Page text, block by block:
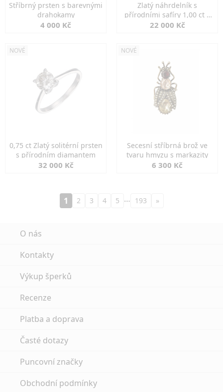
Stříbrný prsten s barevnými
drahokamy
4 000 Kč
Zlatý náhrdelník s
přírodními safíry 1,00 ct a
diamanty
22 000 Kč
NOVÉ
0,75 ct Zlatý solitérní prsten
s přírodním diamantem
32 000 Kč
NOVÉ
Secesní stříbrná brož ve
tvaru hmyzu s markazity
6 300 Kč
1 2 3 4 5 … 193 »
O nás
Kontakty
Výkup šperků
Recenze
Platba a doprava
Časté dotazy
Puncovní značky
Obchodní podmínky